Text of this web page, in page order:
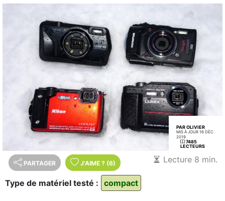
PAR OLIVIER
MIS À JOUR 16 DÉC.
2019
7485
LECTEURS
PARTAGER J'AIME ? (6) Lecture 8 min.
Type de matériel testé : compact